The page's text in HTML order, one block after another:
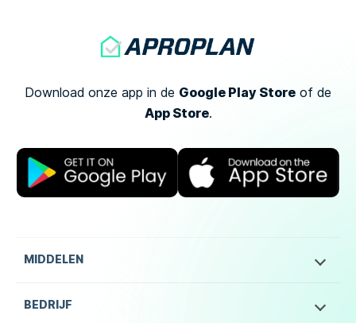
Download onze app in de Google Play Store of de
App Store.
MIDDELEN
BEDRIJF